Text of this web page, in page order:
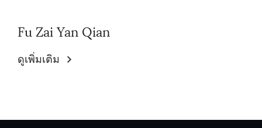
Fu Zai Yan Qian
ดูเพิ่มเติม